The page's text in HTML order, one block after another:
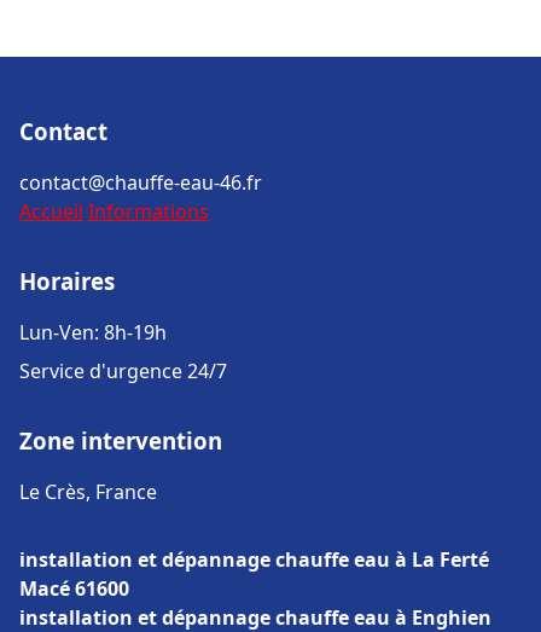
Contact
contact@chauffe-eau-46.fr
Accueil Informations
Horaires
Lun-Ven: 8h-19h
Service d'urgence 24/7
Zone intervention
Le Crès, France
installation et dépannage chauffe eau à La Ferté
Macé 61600
installation et dépannage chauffe eau à Enghien